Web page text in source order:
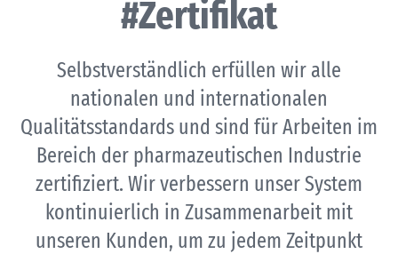
#Zertifikat
Selbstverständlich erfüllen wir alle
nationalen und internationalen
Qualitätsstandards und sind für Arbeiten im
Bereich der pharmazeutischen Industrie
zertifiziert. Wir verbessern unser System
kontinuierlich in Zusammenarbeit mit
unseren Kunden, um zu jedem Zeitpunkt